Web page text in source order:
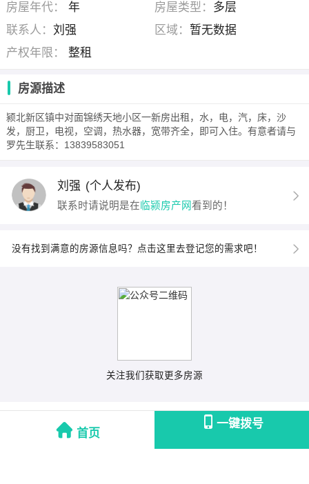
首页
一键拨号
房屋年代：
年 房屋类型： 多层
联系人：刘强 区域： 暂无数据
产权年限：
整租
房源描述
颍北新区镇中对面锦绣天地小区一新房出租，水，电，汽，床，沙
发，厨卫，电视，空调，热水器，宽带齐全，即可入住。有意者请与
罗先生联系：13839583051
刘强 (个人发布)
联系时请说明是在 临颍房产网看到的！
没有找到满意的房源信息吗？点击这里去登记您的需求吧！
关注我们获取更多房源